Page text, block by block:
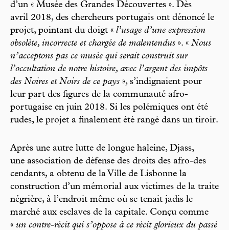
d’un « Musée des Grandes Découvertes ». Dès
avril 2018, des chercheurs portugais ont dénoncé le
projet, pointant du doigt « l’usage d’une expression
obsolète, incorrecte et chargée de malentendus ». « Nous
n’acceptons pas ce musée qui serait construit sur
l’occultation de notre histoire, avec l’argent des impôts
des Noires et Noirs de ce pays », s’indignaient pour
leur part des figures de la communauté afro-
portugaise en juin 2018. Si les polémiques ont été
rudes, le projet a finalement été rangé dans un tiroir.
Après une autre lutte de longue haleine, Djass,
une association de défense des droits des afro-des
cendants, a obtenu de la Ville de Lisbonne la
construction d’un mémorial aux victimes de la traite
négrière, à l’endroit même où se tenait jadis le
marché aux esclaves de la capitale. Conçu comme
« un contre-récit qui s’oppose à ce récit glorieux du passé